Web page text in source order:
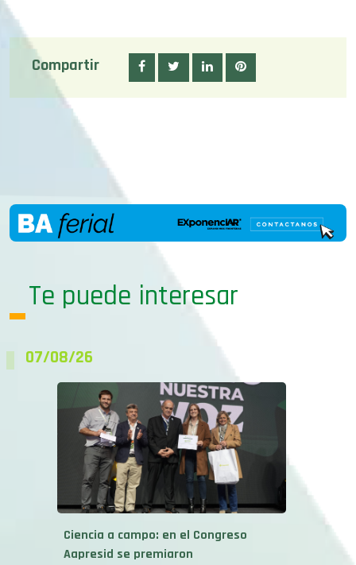
Compartir
Te puede interesar
Ciencia a campo: en el Congreso
Aapresid se premiaron
investigaciones...